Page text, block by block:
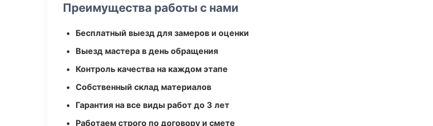
Преимущества работы с нами
Бесплатный выезд для замеров и оценки
Выезд мастера в день обращения
Контроль качества на каждом этапе
Собственный склад материалов
Гарантия на все виды работ до 3 лет
Работаем строго по договору и смете